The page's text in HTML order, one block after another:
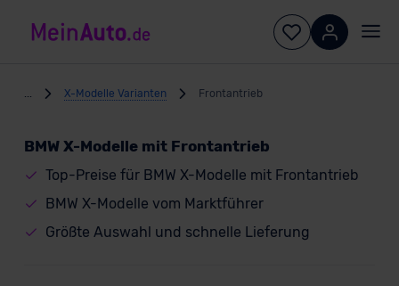
X-Modelle Varianten Frontantrieb
BMW X-Modelle mit Frontantrieb
Top-Preise für BMW X-Modelle mit Frontantrieb
BMW X-Modelle vom Marktführer
Größte Auswahl und schnelle Lieferung